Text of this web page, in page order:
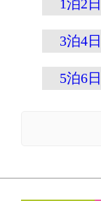
1泊2日
3泊4日
5泊6日